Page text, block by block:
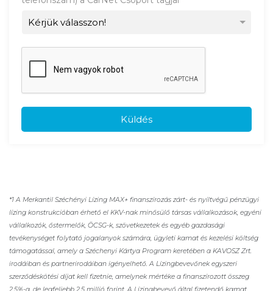
Küldés
*1 A Merkantil Széchényi Lízing MAX+ finanszírozás zárt- és nyíltvégű pénzügyi
lízing konstrukcióban érhető el KKV-nak minősülő társas vállalkozások, egyéni
vállalkozók, őstermelők, ÖCSG-k, szövetkezetek és egyéb gazdasági
tevékenységet folytató jogalanyok számára, ügyleti kamat és kezelési költség
támogatással, amely a Széchenyi Kártya Program keretében a KAVOSZ Zrt.
irodáiban és partnerirodáiban igényelhető. A Lízingbevevőnek egyszeri
szerződéskötési díjat kell fizetnie, amelynek mértéke a finanszírozott összeg
2,5%-a, de legfeljebb 2,5 millió forint. A Lízingbevevő által fizetendő kamat